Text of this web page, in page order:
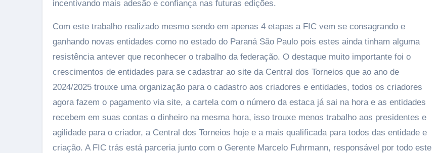
incentivando mais adesão e confiança nas futuras edições.
Com este trabalho realizado mesmo sendo em apenas 4 etapas a FIC vem se consagrando e
ganhando novas entidades como no estado do Paraná São Paulo pois estes ainda tinham alguma
resistência antever que reconhecer o trabalho da federação. O destaque muito importante foi o
crescimentos de entidades para se cadastrar ao site da Central dos Torneios que ao ano de
2024/2025 trouxe uma organização para o cadastro aos criadores e entidades, todos os criadores
agora fazem o pagamento via site, a cartela com o número da estaca já sai na hora e as entidades
recebem em suas contas o dinheiro na mesma hora, isso trouxe menos trabalho aos presidentes e
agilidade para o criador, a Central dos Torneios hoje e a mais qualificada para todos das entidade e
criação. A FIC trás está parceria junto com o Gerente Marcelo Fuhrmann, responsável por todo este